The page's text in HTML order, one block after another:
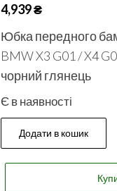
4,939₴
Юбка передного
BMW X3 G01 / X4
чорний глянець
Є в наявності
Додати в кошик